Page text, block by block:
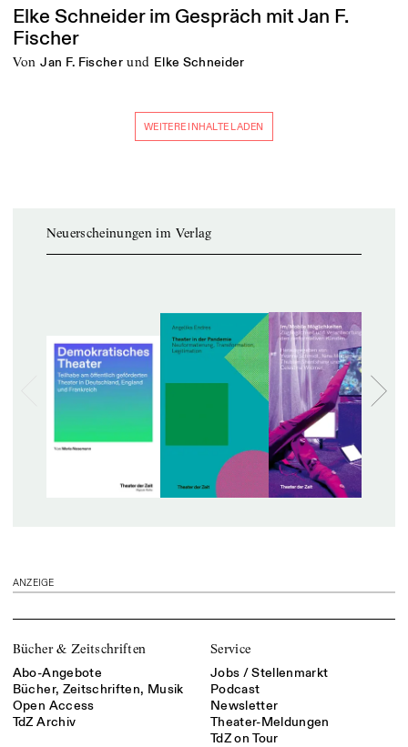
Elke Schneider im Gespräch mit Jan F.
Fischer
von Jan F. Fischer und Elke Schneider
WEITERE INHALTE LADEN
Neuerscheinungen im Verlag
ANZEIGE
Bücher & Zeitschriften
Abo-Angebote
Bücher, Zeitschriften, Musik
Open Access
TdZ Archiv
Service
Jobs / Stellenmarkt
Podcast
Newsletter
Theater-Meldungen
TdZ on Tour